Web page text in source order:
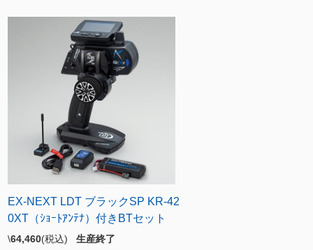
EX-NEXT LDT ブラックSP KR-42
0XT（ｼｮｰﾄｱﾝﾃﾅ）付きBTセット
\64,460(税込) 生産終了